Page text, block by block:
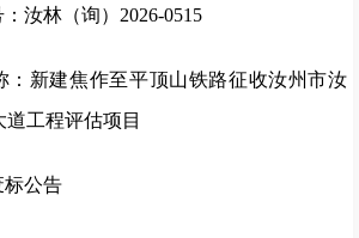
汝林（询）2026-0515
：新建焦作至平顶山铁路征收汝州市汝
工程评估项目
标公告